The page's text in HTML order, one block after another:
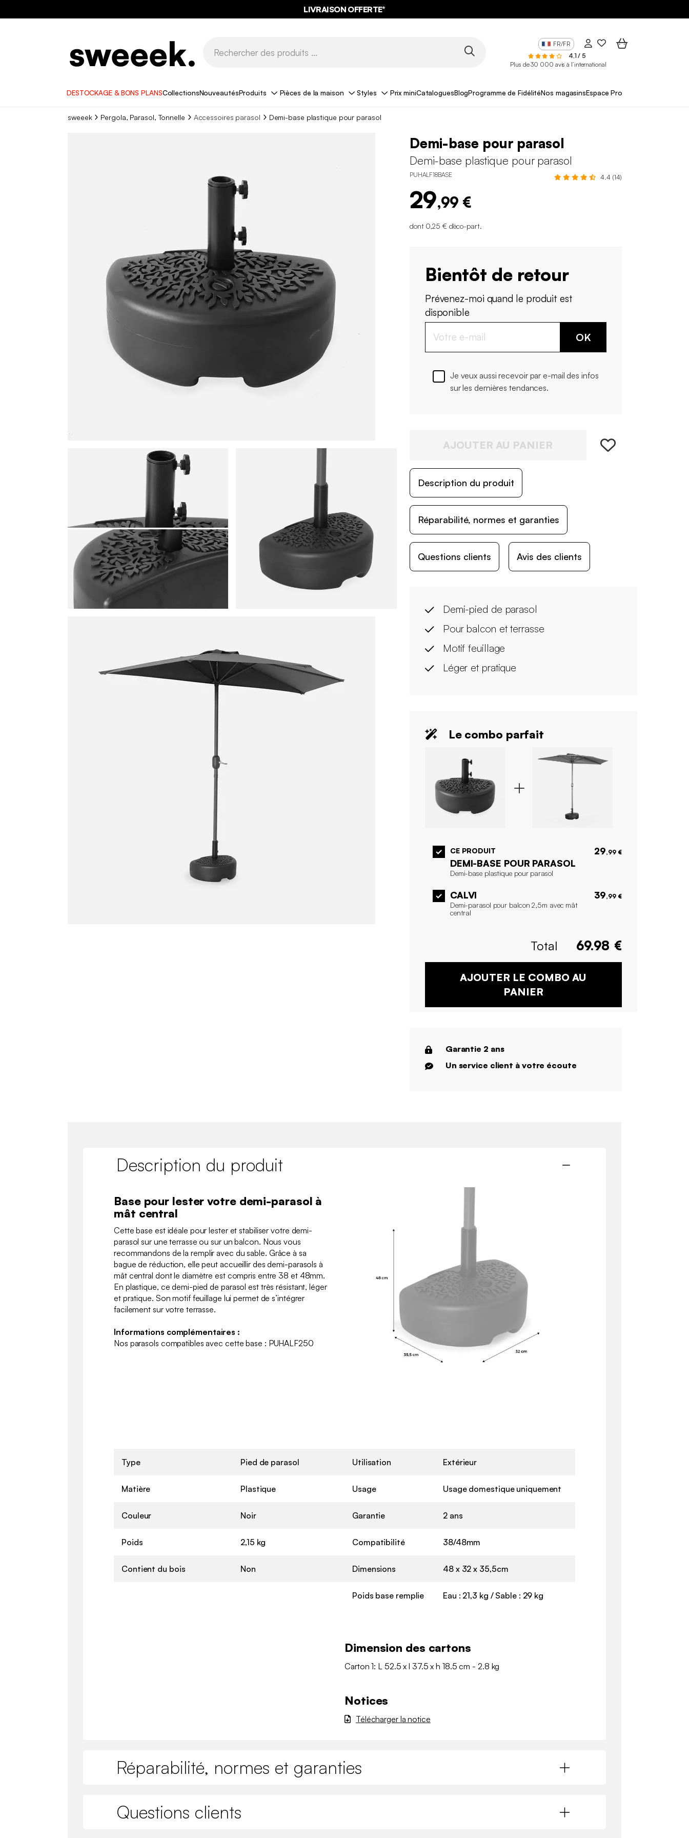
LIVRAISON OFFERTE*
FR/FR
4,1 / 5
Plus de 30 000 avis à l’international
DESTOCKAGE & BONS PLANSCollectionsNouveautésProduits Pièces de la maison Styles Prix miniCataloguesBlogProgramme de FidélitéNos magasinsEspace Pro
sweeek Pergola, Parasol, Tonnelle Accessoires parasol Demi-base plastique pour parasol
Demi-base pour parasol
Demi-base plastique pour parasol
PUHALF18BASE 4.4 (14)
29,99 €
dont 0,25 € d'éco-part.
Bientôt de retour
Prévenez-moi quand le produit est
disponible
OK
Je veux aussi recevoir par e-mail des infos
sur les dernières tendances.
AJOUTER AU PANIER
Description du produit
Réparabilité, normes et garanties
Questions clients Avis des clients
Demi-pied de parasol
Pour balcon et terrasse
Motif feuillage
Léger et pratique
Le combo parfait
CE PRODUIT
DEMI-BASE POUR PARASOL
Demi-base plastique pour parasol
29,99 €
CALVI
Demi-parasol pour balcon 2,5m avec mât
central
39,99 €
Total 69.98 €
AJOUTER LE COMBO AU
PANIER
Garantie 2 ans
Un service client à votre écoute
Description du produit
Base pour lester votre demi-parasol à
mât central
Cette base est idéale pour lester et stabiliser votre demi-
parasol sur une terrasse ou sur un balcon. Nous vous
recommandons de la remplir avec du sable. Grâce à sa
bague de réduction, elle peut accueillir des demi-parasols à
mât central dont le diamètre est compris entre 38 et 48mm.
En plastique, ce demi-pied de parasol est très résistant, léger
et pratique. Son motif feuillage lui permet de s’intégrer
facilement sur votre terrasse.
Informations complémentaires :
Nos parasols compatibles avec cette base : PUHALF250
Type Pied de parasol
Matière Plastique
Couleur Noir
Poids 2,15 kg
Contient du bois Non
Utilisation Extérieur
Usage Usage domestique uniquement
Garantie 2 ans
Compatibilité 38/48mm
Dimensions 48 x 32 x 35,5cm
Poids base remplie Eau : 21,3 kg / Sable : 29 kg
Dimension des cartons
Carton 1: L 52.5 x l 37.5 x h 18.5 cm - 2.8 kg
Notices
Télécharger la notice
Réparabilité, normes et garanties
Questions clients